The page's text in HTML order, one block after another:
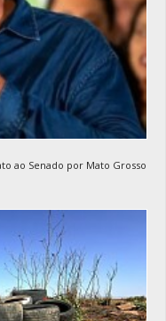
ao Senado por Mato Grosso